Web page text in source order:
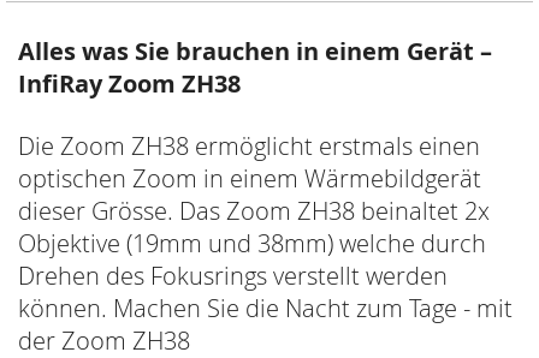
Alles was Sie brauchen in einem Gerät –
InfiRay Zoom ZH38
Die Zoom ZH38 ermöglicht erstmals einen
optischen Zoom in einem Wärmebildgerät
dieser Grösse. Das Zoom ZH38 beinaltet 2x
Objektive (19mm und 38mm) welche durch
Drehen des Fokusrings verstellt werden
können. Machen Sie die Nacht zum Tage - mit
der Zoom ZH38
of
the
images